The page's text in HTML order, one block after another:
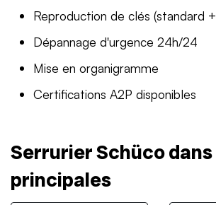
Reproduction de clés (standard
Dépannage d'urgence 24h/24
Mise en organigramme
Certifications A2P disponibles
Serrurier Schüco
principales